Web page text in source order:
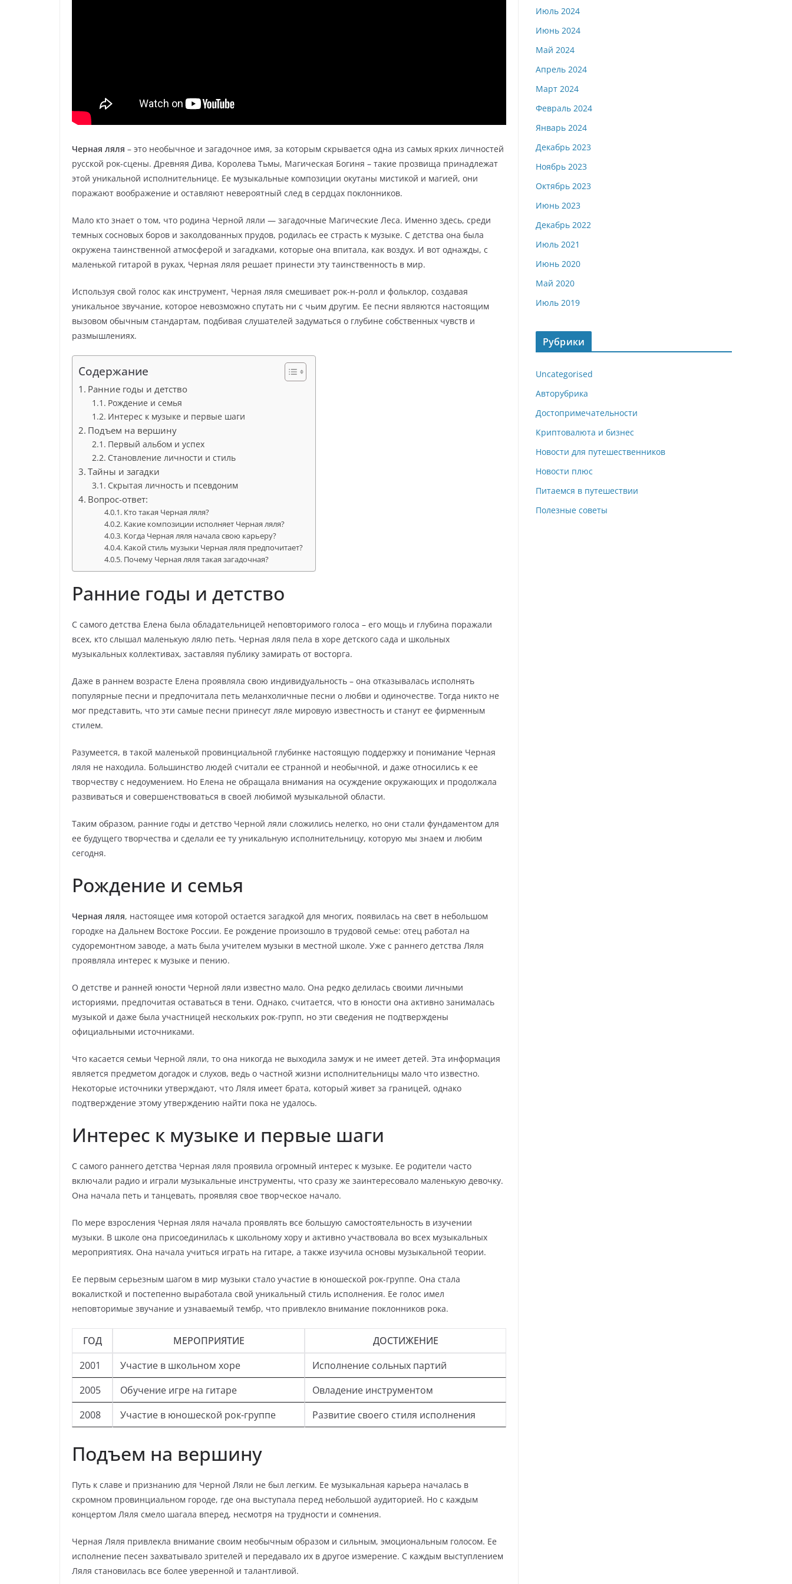
Черная ляля – это необычное и загадочное имя, за которым скрывается одна из самых ярких личностей
русской рок-сцены. Древняя Дива, Королева Тьмы, Магическая Богиня – такие прозвища принадлежат
этой уникальной исполнительнице. Ее музыкальные композиции окутаны мистикой и магией, они
поражают воображение и оставляют невероятный след в сердцах поклонников.
Мало кто знает о том, что родина Черной ляли — загадочные Магические Леса. Именно здесь, среди
темных сосновых боров и заколдованных прудов, родилась ее страсть к музыке. С детства она была
окружена таинственной атмосферой и загадками, которые она впитала, как воздух. И вот однажды, с
маленькой гитарой в руках, Черная ляля решает принести эту таинственность в мир.
Используя свой голос как инструмент, Черная ляля смешивает рок-н-ролл и фольклор, создавая
уникальное звучание, которое невозможно спутать ни с чьим другим. Ее песни являются настоящим
вызовом обычным стандартам, подбивая слушателей задуматься о глубине собственных чувств и
размышлениях.
Содержание
Ранние годы и детство
Рождение и семья
Интерес к музыке и первые шаги
Подъем на вершину
Первый альбом и успех
Становление личности и стиль
Тайны и загадки
Скрытая личность и псевдоним
Вопрос-ответ:
Кто такая Черная ляля?
Какие композиции исполняет Черная ляля?
Когда Черная ляля начала свою карьеру?
Какой стиль музыки Черная ляля предпочитает?
Почему Черная ляля такая загадочная?
Ранние годы и детство
С самого детства Елена была обладательницей неповторимого голоса – его мощь и глубина поражали
всех, кто слышал маленькую лялю петь. Черная ляля пела в хоре детского сада и школьных
музыкальных коллективах, заставляя публику замирать от восторга.
Даже в раннем возрасте Елена проявляла свою индивидуальность – она отказывалась исполнять
популярные песни и предпочитала петь меланхоличные песни о любви и одиночестве. Тогда никто не
мог представить, что эти самые песни принесут ляле мировую известность и станут ее фирменным
стилем.
Разумеется, в такой маленькой провинциальной глубинке настоящую поддержку и понимание Черная
ляля не находила. Большинство людей считали ее странной и необычной, и даже относились к ее
творчеству с недоумением. Но Елена не обращала внимания на осуждение окружающих и продолжала
развиваться и совершенствоваться в своей любимой музыкальной области.
Таким образом, ранние годы и детство Черной ляли сложились нелегко, но они стали фундаментом для
ее будущего творчества и сделали ее ту уникальную исполнительницу, которую мы знаем и любим
сегодня.
Рождение и семья
Черная ляля, настоящее имя которой остается загадкой для многих, появилась на свет в небольшом
городке на Дальнем Востоке России. Ее рождение произошло в трудовой семье: отец работал на
судоремонтном заводе, а мать была учителем музыки в местной школе. Уже с раннего детства Ляля
проявляла интерес к музыке и пению.
О детстве и ранней юности Черной ляли известно мало. Она редко делилась своими личными
историями, предпочитая оставаться в тени. Однако, считается, что в юности она активно занималась
музыкой и даже была участницей нескольких рок-групп, но эти сведения не подтверждены
официальными источниками.
Что касается семьи Черной ляли, то она никогда не выходила замуж и не имеет детей. Эта информация
является предметом догадок и слухов, ведь о частной жизни исполнительницы мало что известно.
Некоторые источники утверждают, что Ляля имеет брата, который живет за границей, однако
подтверждение этому утверждению найти пока не удалось.
Интерес к музыке и первые шаги
С самого раннего детства Черная ляля проявила огромный интерес к музыке. Ее родители часто
включали радио и играли музыкальные инструменты, что сразу же заинтересовало маленькую девочку.
Она начала петь и танцевать, проявляя свое творческое начало.
По мере взросления Черная ляля начала проявлять все большую самостоятельность в изучении
музыки. В школе она присоединилась к школьному хору и активно участвовала во всех музыкальных
мероприятиях. Она начала учиться играть на гитаре, а также изучила основы музыкальной теории.
Ее первым серьезным шагом в мир музыки стало участие в юношеской рок-группе. Она стала
вокалисткой и постепенно выработала свой уникальный стиль исполнения. Ее голос имел
неповторимые звучание и узнаваемый тембр, что привлекло внимание поклонников рока.
ГОД МЕРОПРИЯТИЕ
ДОСТИЖЕНИЕ
2001
Участие в школьном хоре
Исполнение сольных партий
2005
Обучение игре на гитаре
Овладение инструментом
2008
Участие в юношеской рок-группе Развитие своего стиля исполнения
Подъем на вершину
Путь к славе и признанию для Черной Ляли не был легким. Ее музыкальная карьера началась в
скромном провинциальном городе, где она выступала перед небольшой аудиторией. Но с каждым
концертом Ляля смело шагала вперед, несмотря на трудности и сомнения.
Черная Ляля привлекла внимание своим необычным образом и сильным, эмоциональным голосом. Ее
исполнение песен захватывало зрителей и передавало их в другое измерение. С каждым выступлением
Ляля становилась все более уверенной и талантливой.
Июль 2024
Июнь 2024
Май 2024
Апрель 2024
Март 2024
Февраль 2024
Январь 2024
Декабрь 2023
Ноябрь 2023
Октябрь 2023
Июнь 2023
Декабрь 2022
Июль 2021
Июнь 2020
Май 2020
Июль 2019
Рубрики
Uncategorised
Авторубрика
Достопримечательности
Криптовалюта и бизнес
Новости для путешественников
Новости плюс
Питаемся в путешествии
Полезные советы